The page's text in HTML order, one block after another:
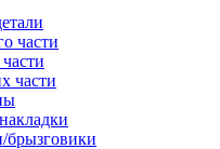
части
части